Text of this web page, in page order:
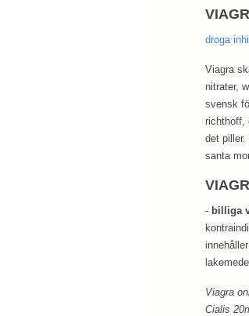
droga
Viagra
nitrater,
svensk
richthoff,
det
santa
- billiga
Viagra
Cialis